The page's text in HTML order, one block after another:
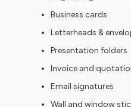
Business cards
Letterheads &
Presentation folders
Invoice and
Email signatures
Wall and window